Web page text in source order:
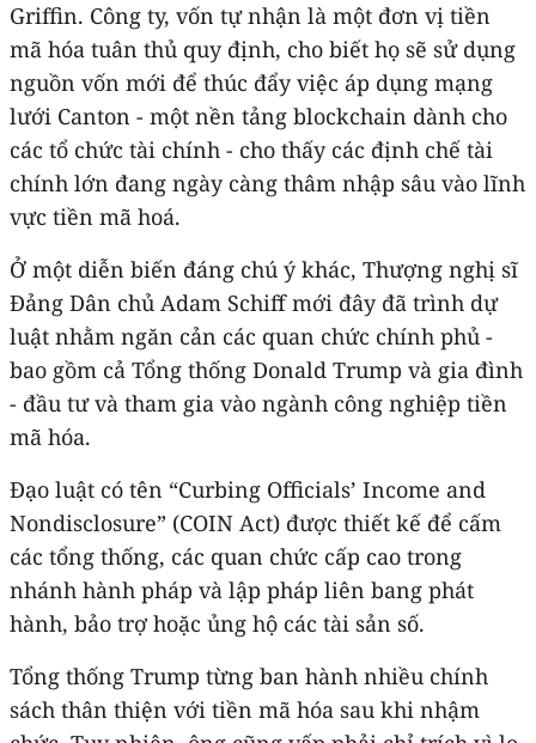
Griffin. Công ty, vốn tự nhận là một đơn vị tiền
mã hóa tuân thủ quy định, cho biết họ sẽ sử dụng
nguồn vốn mới để thúc đẩy việc áp dụng mạng
lưới Canton - một nền tảng blockchain dành cho
các tổ chức tài chính - cho thấy các định chế tài
chính lớn đang ngày càng thâm nhập sâu vào lĩnh
vực tiền mã hoá.
Ở một diễn biến đáng chú ý khác, Thượng nghị sĩ
Đảng Dân chủ Adam Schiff mới đây đã trình dự
luật nhằm ngăn cản các quan chức chính phủ -
bao gồm cả Tổng thống Donald Trump và gia đình
- đầu tư và tham gia vào ngành công nghiệp tiền
mã hóa.
Đạo luật có tên “Curbing Officials’ Income and
Nondisclosure” (COIN Act) được thiết kế để cấm
các tổng thống, các quan chức cấp cao trong
nhánh hành pháp và lập pháp liên bang phát
hành, bảo trợ hoặc ủng hộ các tài sản số.
Tổng thống Trump từng ban hành nhiều chính
sách thân thiện với tiền mã hóa sau khi nhậm